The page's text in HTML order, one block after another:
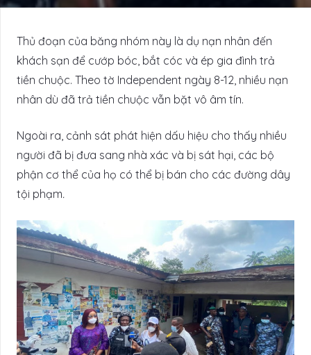
Thủ đoạn của băng nhóm này là dụ nạn nhân đến
khách sạn để cướp bóc, bắt cóc và ép gia đình trả
tiền chuộc. Theo tờ Independent ngày 8-12, nhiều nạn
nhân dù đã trả tiền chuộc vẫn bặt vô âm tín.
Ngoài ra, cảnh sát phát hiện dấu hiệu cho thấy nhiều
người đã bị đưa sang nhà xác và bị sát hại, các bộ
phận cơ thể của họ có thể bị bán cho các đường dây
tội phạm.